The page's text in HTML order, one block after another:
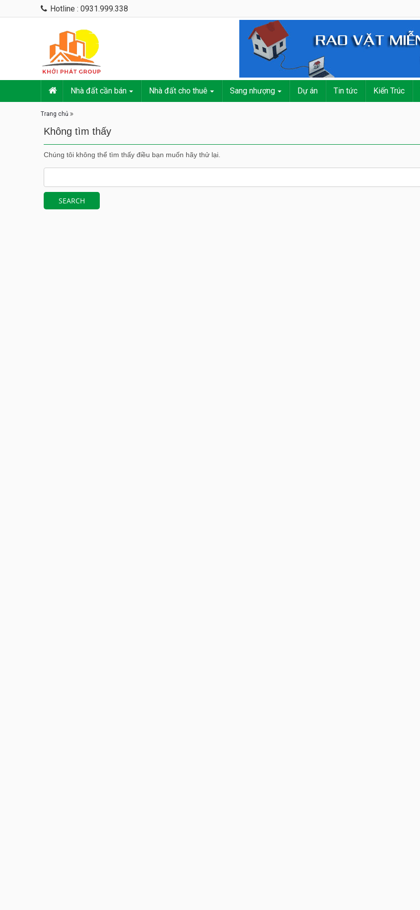
Hotline : 0931.999.338
Nhà đất cần bán Nhà đất cho thuê Sang nhượng Dự án Tin tức Kiến Trúc
Trang chủ
Không tìm thấy
Chúng tôi không thể tìm thấy điều bạn muốn hãy thử lại.